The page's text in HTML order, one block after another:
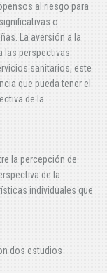
al riesgo para
o
La aversión a la
las perspectivas
sanitarios, este
que pueda tener el
de la
la percepción de
de la
individuales que
dos estudios